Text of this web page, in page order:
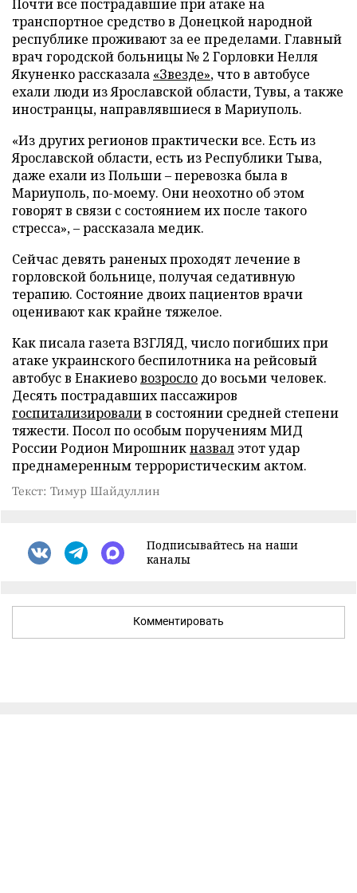
Почти все пострадавшие при атаке на
транспортное средство в Донецкой народной
республике проживают за ее пределами. Главный
врач городской больницы № 2 Горловки Нелля
Якуненко рассказала «Звезде», что в автобусе
ехали люди из Ярославской области, Тувы, а также
иностранцы, направлявшиеся в Мариуполь.
«Из других регионов практически все. Есть из
Ярославской области, есть из Республики Тыва,
даже ехали из Польши – перевозка была в
Мариуполь, по-моему. Они неохотно об этом
говорят в связи с состоянием их после такого
стресса», – рассказала медик.
Сейчас девять раненых проходят лечение в
горловской больнице, получая седативную
терапию. Состояние двоих пациентов врачи
оценивают как крайне тяжелое.
Как писала газета ВЗГЛЯД, число погибших при
атаке украинского беспилотника на рейсовый
автобус в Енакиевовозросло до восьми человек.
Десять пострадавших пассажиров
госпитализировалив состоянии средней степени
тяжести. Посол по особым поручениям МИД
России Родион Мирошникназвал этот удар
преднамеренным террористическим актом.
Текст: Тимур Шайдуллин
Подписывайтесь на наши
каналы
Комментировать